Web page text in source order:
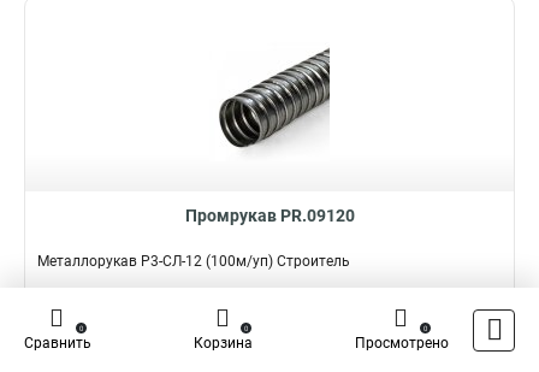
Промрукав PR.09120
Металлорукав Р3-СЛ-12 (100м/уп) Строитель
Подробнее Сравнить
Наличие:
Сравнить
0
Корзина
0
Просмотрено
0